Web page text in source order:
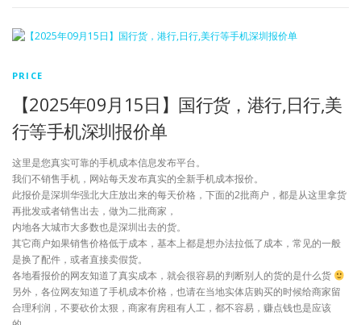
PRICE
【2025年09月15日】国行货，港行,日行,美
行等手机深圳报价单
这里是您真实可靠的手机成本信息发布平台。
我们不销售手机，网站每天发布真实的全新手机成本报价。
此报价是深圳华强北大庄放出来的每天价格，下面的2批商户，都是从这里拿货
再批发或者销售出去，做为二批商家，
内地各大城市大多数也是深圳出去的货。
其它商户如果销售价格低于成本，基本上都是想办法拉低了成本，常见的一般
是换了配件，或者直接卖假货。
各地看报价的网友知道了真实成本，就会很容易的判断别人的货的是什么货
另外，各位网友知道了手机成本价格，也请在当地实体店购买的时候给商家留
合理利润，不要砍价太狠，商家有房租有人工，都不容易，赚点钱也是应该